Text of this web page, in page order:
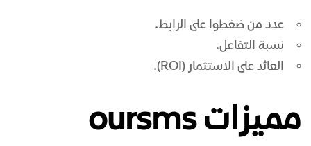
عدد من ضغطوا على الرابط.
نسبة التفاعل.
العائد على الاستثمار (ROI).
مميزات oursms